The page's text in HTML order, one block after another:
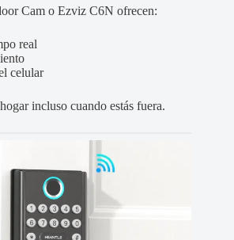
Cam o Ezviz C6N ofrecen:
real
celular
incluso cuando estás fuera.